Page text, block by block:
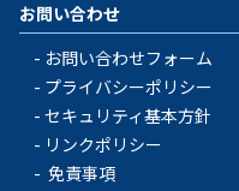
お問い合わせ
お問い合わせフォーム
プライバシーポリシー
セキュリティ基本方針
リンクポリシー
免責事項